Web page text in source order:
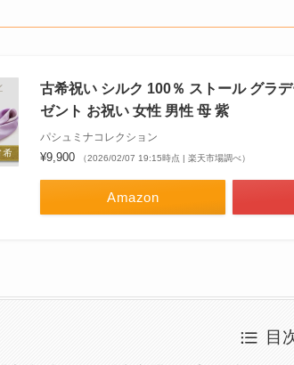
古希祝い シルク 100％ ストール グラ
ゼント お祝い 女性 男性 母 紫
パシュミナコレクション
¥9,900 （2026/02/07 19:15時点 | 楽天市場調べ）
Amazon
目